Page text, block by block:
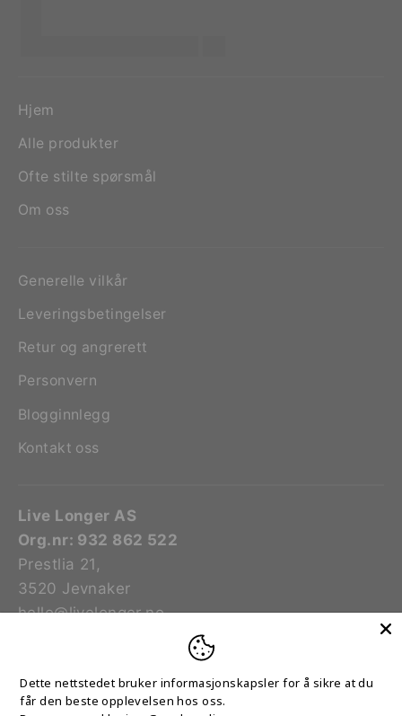
Hjem
Alle produkter
Ofte stilte spørsmål
Om oss
Generelle vilkår
Leveringsbetingelser
Retur og angrerett
Personvern
Blogginnlegg
Kontakt oss
Live Longer AS
Org.nr: 932 862 522
Prestlia 21,
3520 Jevnaker
hello@livelonger.no
Språk
Norsk (bokmål)
Dette nettstedet bruker informasjonskapsler for å sikre at du
får den beste opplevelsen hos oss.